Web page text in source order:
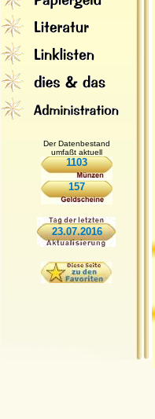
Der Datenbestand
umfaßt aktuell
1103
157
23.07.2016